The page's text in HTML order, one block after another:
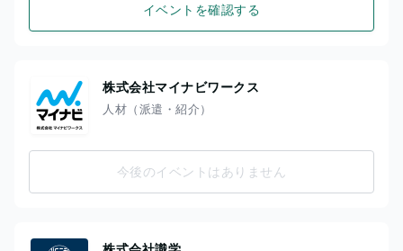
イベントを確認する
株式会社マイナビワークス
人材（派遣・紹介）
今後のイベントはありません